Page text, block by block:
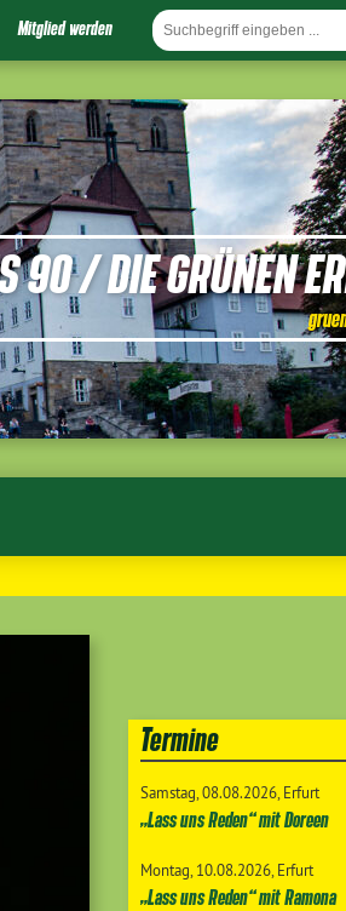
Mitglied werden
90 / DIE GRÜNEN
Termine
Samstag 08.08.2026 Erfurt
„Lass uns Reden“ mit Doreen
Montag 10.08.2026 Erfurt
„Lass uns Reden“ mit Ramona